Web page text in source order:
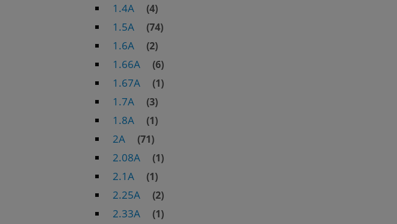
1.4A (4)
1.5A (74)
1.6A (2)
1.66A (6)
1.67A (1)
1.7A (3)
1.8A (1)
2A (71)
2.08A (1)
2.1A (1)
2.25A (2)
2.33A (1)